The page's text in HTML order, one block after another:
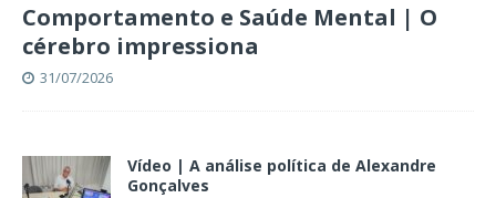
Comportamento e Saúde Mental | O
cérebro impressiona
31/07/2026
Vídeo | A análise política de Alexandre
Gonçalves